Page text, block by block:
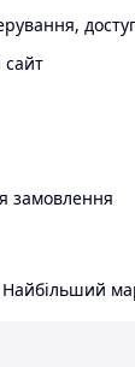
замовлення